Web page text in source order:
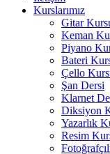
Kurslarımız
Gitar
Keman
Piyano
Bateri
Çello
Şan Dersi
Klarnet
Diksiyon
Yazarlık
Resim